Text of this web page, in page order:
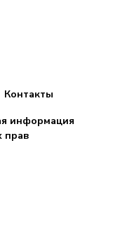
Контакты
информация
прав